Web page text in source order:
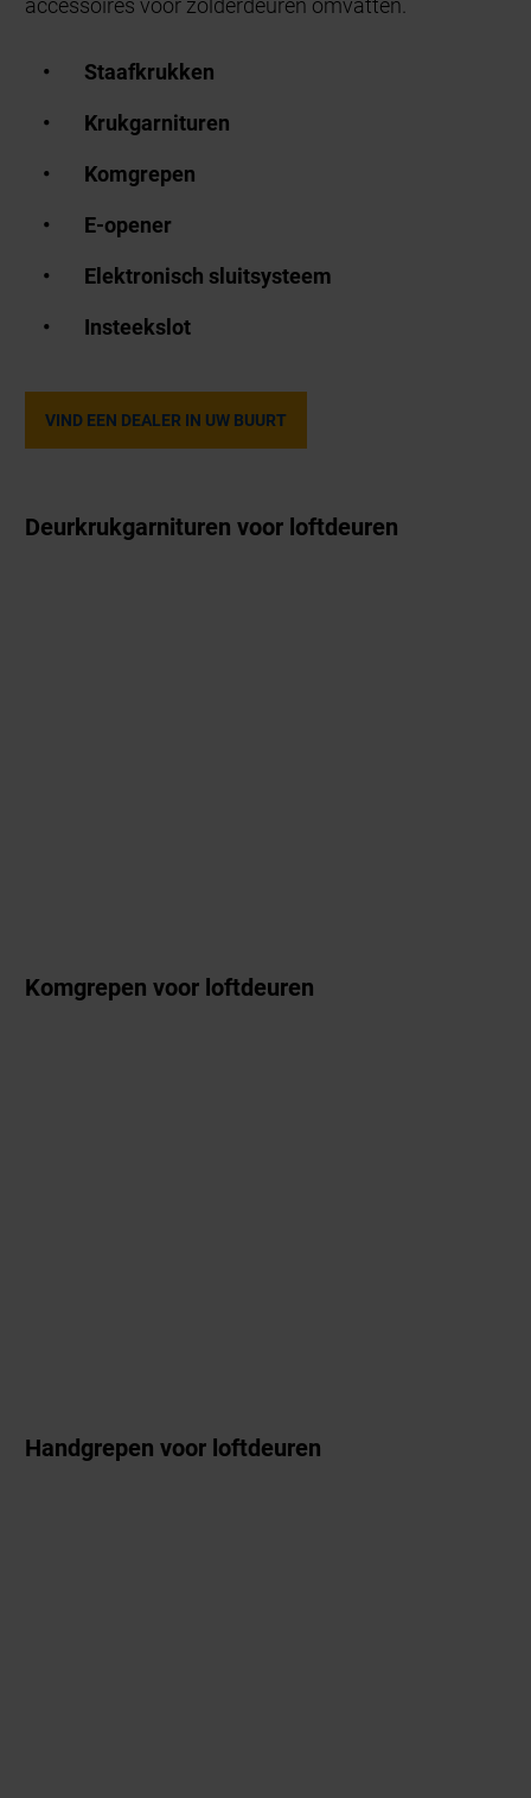
accessoires voor zolderdeuren omvatten.
Staafkrukken
Krukgarnituren
Komgrepen
E-opener
Elektronisch sluitsysteem
Insteekslot
VIND EEN DEALER IN UW BUURT
Deurkrukgarnituren voor loftdeuren
Komgrepen voor loftdeuren
Handgrepen voor loftdeuren